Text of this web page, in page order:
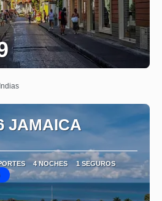
JAMAICA
4 NOCHES 1 SEGUROS